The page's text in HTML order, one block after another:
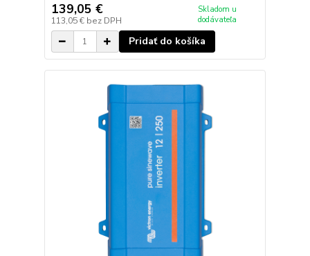
139,05 €
113,05 € bez DPH
Skladom u
dodávateľa
Pridať do košíka